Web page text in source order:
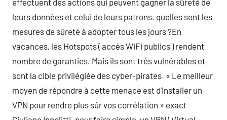
effectuent des actions qui peuvent gagner la sûreté de
leurs données et celui de leurs patrons. quelles sont les
mesures de sûreté à adopter tous les jours ?En
vacances, les Hotspots ( accès WiFi publics ) rendent
nombre de garanties. Mais ils sont très vulnérables et
sont la cible privilégiée des cyber-pirates. « Le meilleur
moyen de répondre à cette menace est d’installer un
VPN pour rendre plus sûr vos corrélation » exact